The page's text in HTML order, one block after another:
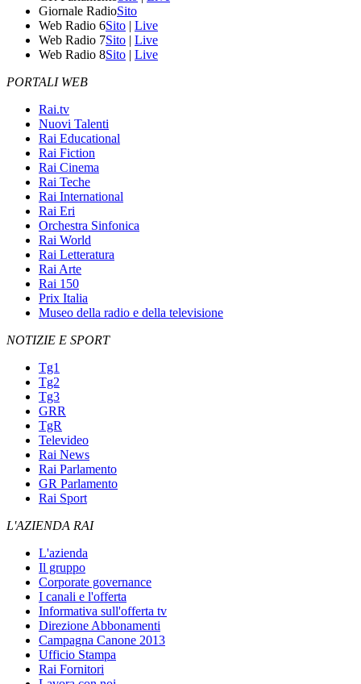
Giornale RadioSito
Web Radio 6Sito | Live
Web Radio 7Sito | Live
Web Radio 8Sito | Live
PORTALI WEB
Rai.tv
Nuovi Talenti
Rai Educational
Rai Fiction
Rai Cinema
Rai Teche
Rai International
Rai Eri
Orchestra Sinfonica
Rai World
Rai Letteratura
Rai Arte
Rai 150
Prix Italia
Museo della radio e della televisione
NOTIZIE E SPORT
Tg1
Tg2
Tg3
GRR
TgR
Televideo
Rai News
Rai Parlamento
GR Parlamento
Rai Sport
L'AZIENDA RAI
L'azienda
Il gruppo
Corporate governance
I canali e l'offerta
Informativa sull'offerta tv
Direzione Abbonamenti
Campagna Canone 2013
Ufficio Stampa
Rai Fornitori